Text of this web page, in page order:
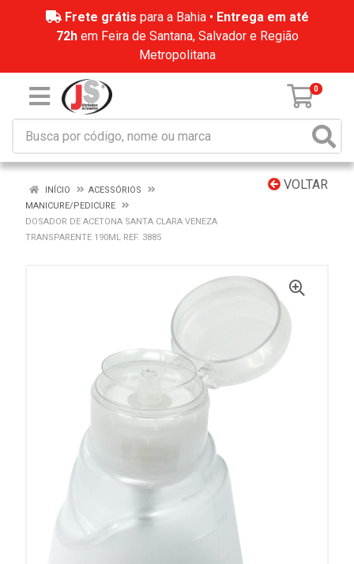
Frete grátis para a Bahia • Entrega em até
72hem Feira de Santana, Salvador e Região
Metropolitana
0
VOLTAR
INÍCIO
ACESSÓRIOS
MANICURE/PEDICURE
DOSADOR DE ACETONA SANTA CLARA VENEZA
TRANSPARENTE 190ML REF. 3885